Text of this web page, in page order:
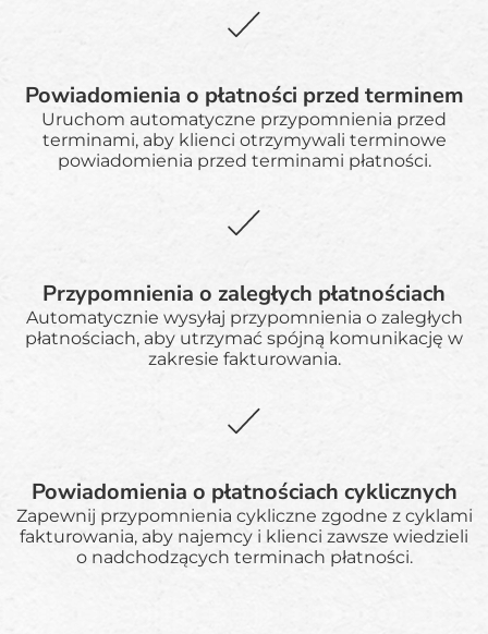
Powiadomienia o płatności przed terminem
Uruchom automatyczne przypomnienia przed
terminami, aby klienci otrzymywali terminowe
powiadomienia przed terminami płatności.
Przypomnienia o zaległych płatnościach
Automatycznie wysyłaj przypomnienia o zaległych
płatnościach, aby utrzymać spójną komunikację w
zakresie fakturowania.
Powiadomienia o płatnościach cyklicznych
Zapewnij przypomnienia cykliczne zgodne z cyklami
fakturowania, aby najemcy i klienci zawsze wiedzieli
o nadchodzących terminach płatności.